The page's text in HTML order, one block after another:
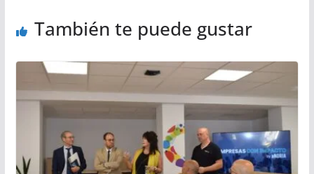
También te puede gustar